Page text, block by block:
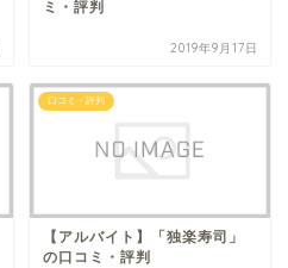
ミ・評判
2019年9月17日
口コミ・評判
【アルバイト】「独楽寿司」
の口コミ・評判